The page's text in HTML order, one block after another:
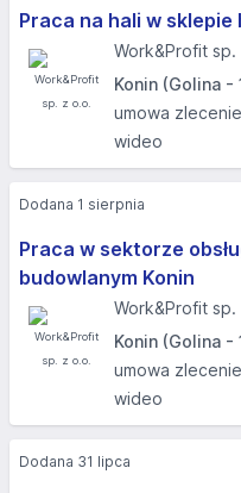
Praca na hali w sklepie
Work&Profit sp.
Konin (Golina -
umowa zlecenie
wideo
Praca w sektorze
budowlanym Konin
Work&Profit sp.
Konin (Golina -
umowa zlecenie
wideo
Dodana 1 sierpnia
Dodana 31 lipca